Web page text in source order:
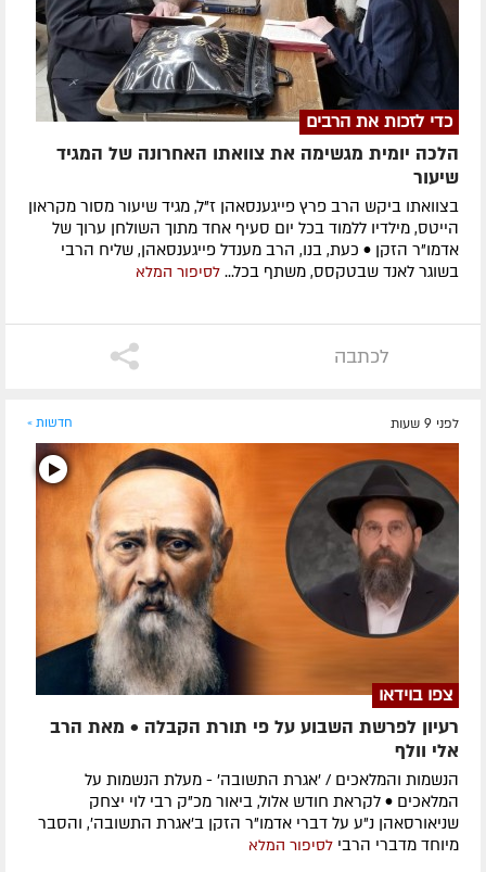
כדי לזכות את הרבים
הלכה יומית מגשימה את צוואתו האחרונה של המגיד
שיעור
בצוואתו ביקש הרב פרץ פייגענסאהן ז”ל, מגיד שיעור מסור מקראון
הייטס, מילדיו ללמוד בכל יום סעיף אחד מתוך השולחן ערוך של
אדמו”ר הזקן • כעת, בנו, הרב מענדל פייגענסאהן, שליח הרבי
בשוגר לאנד שבטקסס, משתף בכל... לסיפור המלא
לכתבה
לפני 9 שעות חדשות »
צפו בוידאו
רעיון לפרשת השבוע על פי תורת הקבלה • מאת הרב
אלי וולף
הנשמות והמלאכים / 'אגרת התשובה' - מעלת הנשמות על
המלאכים • לקראת חודש אלול, ביאור מכ"ק רבי לוי יצחק
שניאורסאהן נ"ע על דברי אדמו"ר הזקן ב'אגרת התשובה', והסבר
מיוחד מדברי הרבי לסיפור המלא